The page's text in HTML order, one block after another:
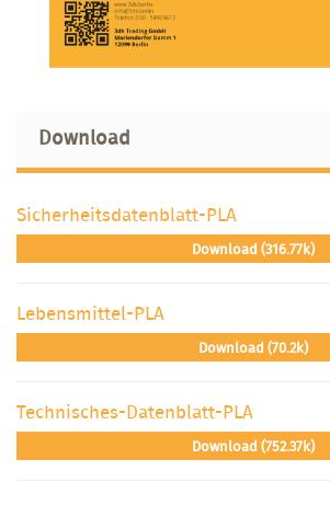
Download
Sicherheitsdatenblatt-PLA
Download (316.77k)
Lebensmittel-PLA
Download (70.2k)
Technisches-Datenblatt-PLA
Download (752.37k)